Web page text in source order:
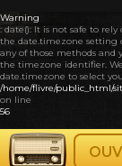
Warning
: date(): It is not safe to
the date.timezone setting
any of those methods
the timezone identifier.
date.timezone to select
/home/flivre/public_html/
on line
56